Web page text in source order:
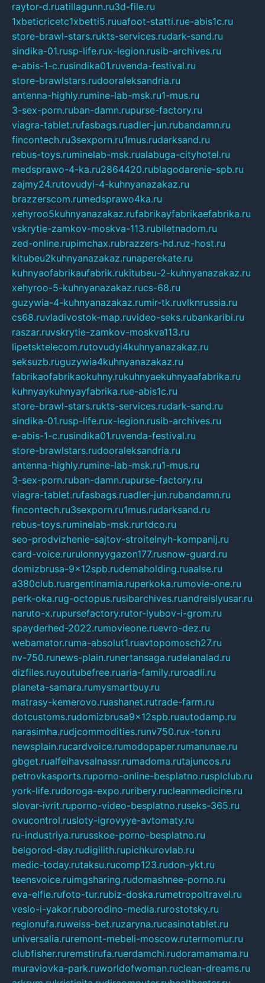
raytor-d.ruatillagunn.ru3d-file.ru
1xbeticricetc1xbetti5.ruuafoot-statti.rue-abis1c.ru
store-brawl-stars.rukts-services.rudark-sand.ru
sindika-01.rusp-life.rux-legion.rusib-archives.ru
e-abis-1-c.rusindika01.ruvenda-festival.ru
store-brawlstars.rudooraleksandria.ru
antenna-highly.rumine-lab-msk.ru1-mus.ru
3-sex-porn.ruban-damn.rupurse-factory.ru
viagra-tablet.rufasbags.ruadler-jun.rubandamn.ru
fincontech.ru3sexporn.ru1mus.rudarksand.ru
rebus-toys.ruminelab-msk.rualabuga-cityhotel.ru
medsprawo-4-ka.ru2864420.rublagodarenie-spb.ru
zajmy24.rutovudyi-4-kuhnyanazakaz.ru
brazzerscom.rumedsprawo4ka.ru
xehyroo5kuhnyanazakaz.rufabrikayfabrikaefabrika.ru
vskrytie-zamkov-moskva-113.rubiletnadom.ru
zed-online.rupimchax.rubrazzers-hd.ruz-host.ru
kitubeu2kuhnyanazakaz.runaperekate.ru
kuhnyaofabrikaufabrik.rukitubeu-2-kuhnyanazakaz.ru
xehyroo-5-kuhnyanazakaz.rucs-68.ru
guzywia-4-kuhnyanazakaz.rumir-tk.ruvlknrussia.ru
cs68.ruvladivostok-map.ruvideo-seks.rubankaribi.ru
raszar.ruvskrytie-zamkov-moskva113.ru
lipetsktelecom.rutovudyi4kuhnyanazakaz.ru
seksuzb.ruguzywia4kuhnyanazakaz.ru
fabrikaofabrikaokuhny.rukuhnyaekuhnyaafabrika.ru
kuhnyaykuhnyayfabrika.rue-abis1c.ru
store-brawl-stars.rukts-services.rudark-sand.ru
sindika-01.rusp-life.rux-legion.rusib-archives.ru
e-abis-1-c.rusindika01.ruvenda-festival.ru
store-brawlstars.rudooraleksandria.ru
antenna-highly.rumine-lab-msk.ru1-mus.ru
3-sex-porn.ruban-damn.rupurse-factory.ru
viagra-tablet.rufasbags.ruadler-jun.rubandamn.ru
fincontech.ru3sexporn.ru1mus.rudarksand.ru
rebus-toys.ruminelab-msk.rurtdco.ru
seo-prodvizhenie-sajtov-stroitelnyh-kompanij.ru
card-voice.rurulonnyygazon177.rusnow-guard.ru
domizbrusa-9x12spb.rudemaholding.ruaalse.ru
a380club.ruargentinamia.ruperkoka.rumovie-one.ru
perk-oka.rug-octopus.rusibarchives.ruandreislyusar.ru
naruto-x.rupursefactory.rutor-lyubov-i-grom.ru
spayderhed-2022.rumovieone.ruevro-dez.ru
webamator.ruma-absolut1.ruavtopomosch27.ru
nv-750.runews-plain.runertansaga.rudelanalad.ru
dizfiles.ruyoutubefree.ruaria-family.ruroadli.ru
planeta-samara.rumysmartbuy.ru
matrasy-kemerovo.ruashanet.rutrade-farm.ru
dotcustoms.rudomizbrusa9x12spb.ruautodamp.ru
narasimha.rudjcommodities.runv750.rux-ton.ru
newsplain.rucardvoice.rumodopaper.rumanunae.ru
gbget.rualfeihavsalnassr.rumadoma.rutajuncos.ru
petrovkasports.ruporno-online-besplatno.rusplclub.ru
york-life.rudoroga-expo.ruribery.rucleanmedicine.ru
slovar-ivrit.ruporno-video-besplatno.ruseks-365.ru
ovucontrol.rusloty-igrovyye-avtomaty.ru
ru-industriya.rurusskoe-porno-besplatno.ru
belgorod-day.rudigilith.rupichkurovlab.ru
medic-today.rutaksu.rucomp123.rudon-ykt.ru
teensvoice.ruimgsharing.rudomashnee-porno.ru
eva-elfie.rufoto-tur.rubiz-doska.rumetropoltravel.ru
veslo-i-yakor.ruborodino-media.rurostotsky.ru
regionufa.ruweiss-bet.ruzaryna.rucasinotablet.ru
universalia.ruremont-mebeli-moscow.rutermomur.ru
clubfisher.ruremstirufa.ruerdamchi.rudoramamama.ru
muraviovka-park.ruworldofwoman.ruclean-dreams.ru